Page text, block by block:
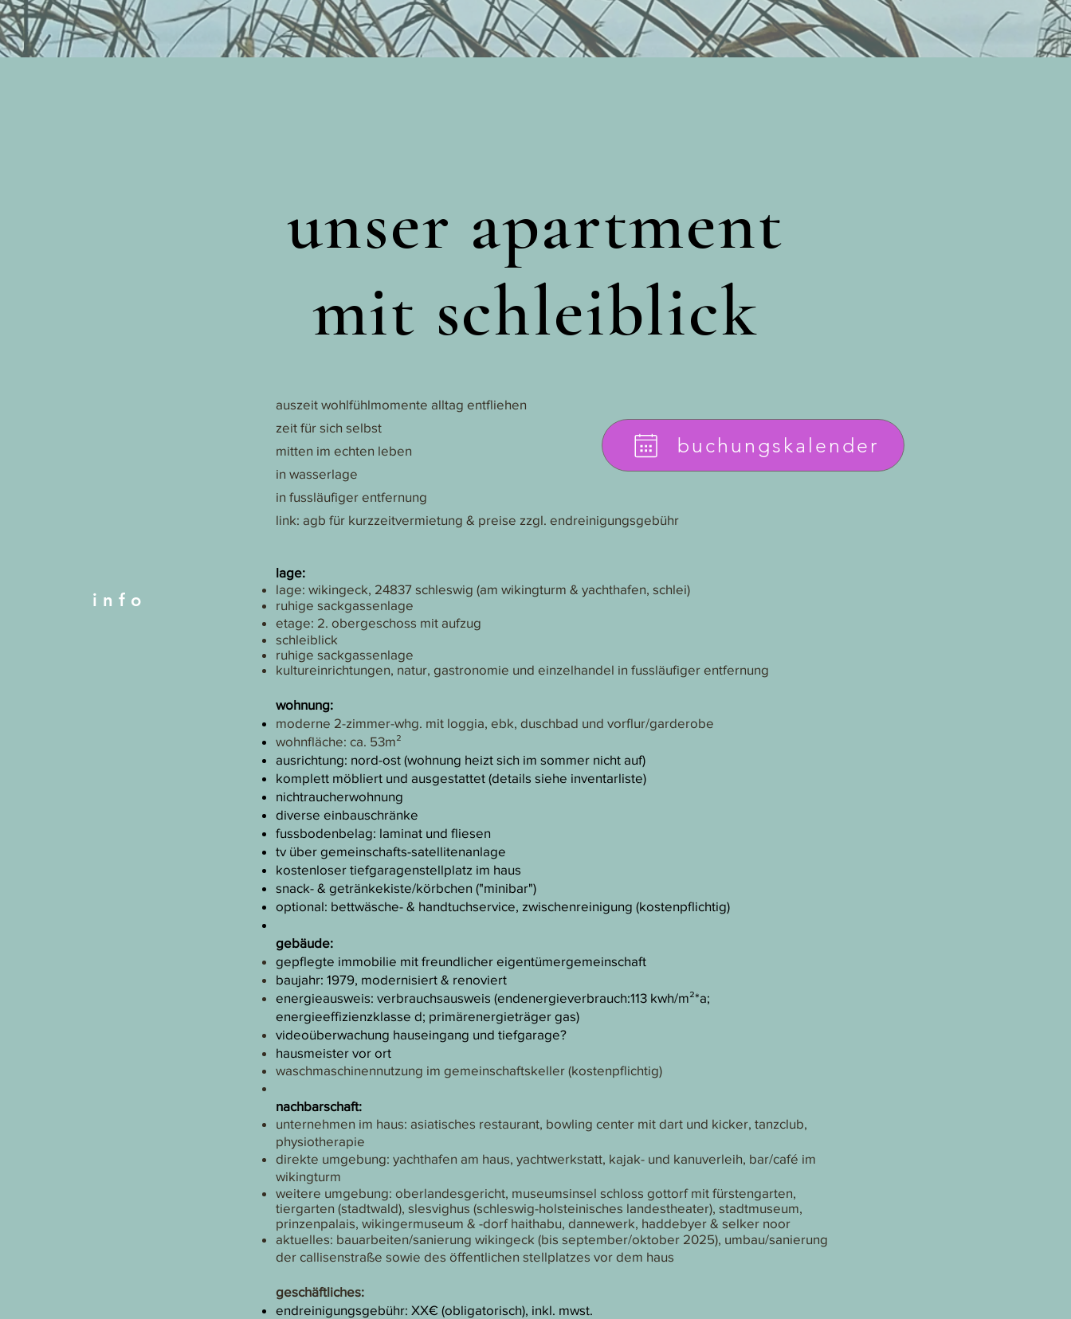
unser apartment
mit schleiblick
i n f o
auszeit wohlfühlmomente alltag entfliehen
zeit für sich selbst
mitten im echten leben
in wasserlage
in fussläufiger entfernung
link: agb für kurzzeitvermietung & preise zzgl. endreinigungsgebühr
lage:​
lage: wikingeck, 24837 schleswig (am wikingturm & yachthafen, schlei)
ruhige sackgassenlage
etage: 2. obergeschoss mit aufzug
schleiblick
ruhige sackgassenlage
kultureinrichtungen, natur, gastronomie und einzelhandel in fussläufiger entfernung
wohnung:
moderne 2-zimmer-whg. mit loggia, ebk, duschbad und vorflur/garderobe
wohnfläche: ca. 53m²
ausrichtung: nord-ost (wohnung heizt sich im sommer nicht auf)
komplett möbliert und ausgestattet (details siehe inventarliste)
nichtraucherwohnung
diverse einbauschränke
fussbodenbelag: laminat und fliesen
tv über gemeinschafts-satellitenanlage​​
kostenloser tiefgaragenstellplatz im haus
snack- & getränkekiste/körbchen ("minibar")
optional: bettwäsche- & handtuchservice, zwischenreinigung (kostenpflichtig)
gebäude:​
gepflegte immobilie mit freundlicher eigentümergemeinschaft
baujahr: 1979, modernisiert & renoviert
energieausweis: verbrauchsausweis (endenergieverbrauch:113 kwh/m²*a;
energieeffizienzklasse d; primärenergieträger gas)
videoüberwachung hauseingang und tiefgarage?
hausmeister vor ort
waschmaschinennutzung im gemeinschaftskeller (kostenpflichtig)
nachbarschaft:​
unternehmen im haus: asiatisches restaurant, bowling center mit dart und kicker, tanzclub,
physiotherapie
direkte umgebung: yachthafen am haus, yachtwerkstatt, kajak- und kanuverleih, bar/café im
wikingturm
weitere umgebung: oberlandesgericht, museumsinsel schloss gottorf mit fürstengarten,
tiergarten (stadtwald), slesvighus (schleswig-holsteinisches landestheater), stadtmuseum,
prinzenpalais, wikingermuseum & -dorf haithabu, dannewerk, haddebyer & selker noor
aktuelles: bauarbeiten/sanierung wikingeck (bis september/oktober 2025), umbau/sanierung
der callisenstraße sowie des öffentlichen stellplatzes vor dem haus
​geschäftliches:
endreinigungsgebühr: XX€ (obligatorisch), inkl. mwst.​
buchungskalender